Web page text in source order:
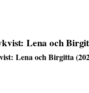
Lena och
Lena och Birgitta